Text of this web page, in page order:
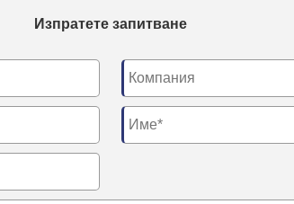
Изпратете запитване